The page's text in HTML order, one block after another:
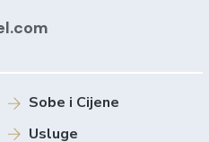
Sobe i Cijene
Usluge